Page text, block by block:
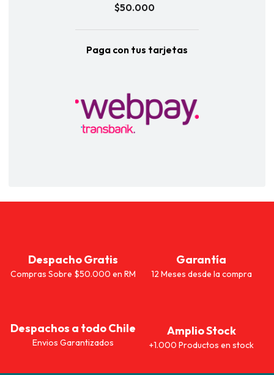
$50.000
Paga con tus tarjetas
Despacho Gratis
Compras Sobre $50.000 en RM
Garantía
12 Meses desde la compra
Despachos a todo Chile
Envios Garantizados
Amplio Stock
+1.000 Productos en stock